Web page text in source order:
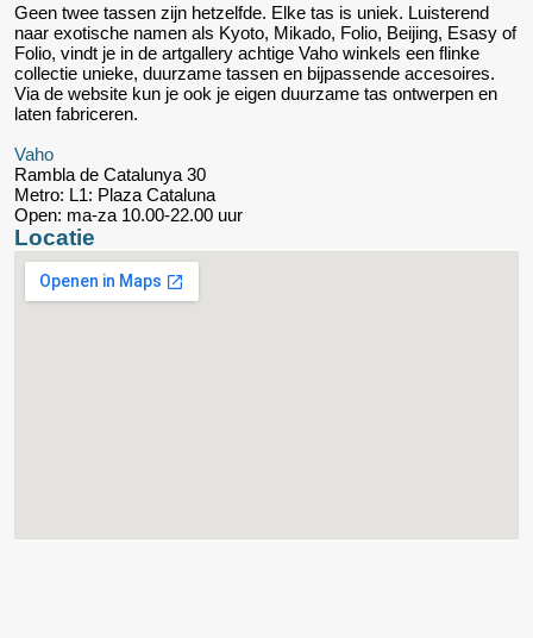
Geen twee tassen zijn hetzelfde. Elke tas is uniek. Luisterend
naar exotische namen als Kyoto, Mikado, Folio, Beijing, Esasy of
Folio, vindt je in de artgallery achtige Vaho winkels een flinke
collectie unieke, duurzame tassen en bijpassende accesoires.
Via de website kun je ook je eigen duurzame tas ontwerpen en
laten fabriceren.
Vaho
Rambla de Catalunya 30
Metro: L1: Plaza Cataluna
Open: ma-za 10.00-22.00 uur
Locatie